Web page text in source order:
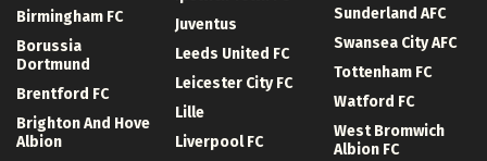
Birmingham FC
Borussia
Dortmund
Brentford FC
Brighton And Hove
Albion
Juventus
Leeds United FC
Leicester City FC
Lille
Liverpool FC
Sunderland AFC
Swansea City AFC
Tottenham FC
Watford FC
West Bromwich
Albion FC